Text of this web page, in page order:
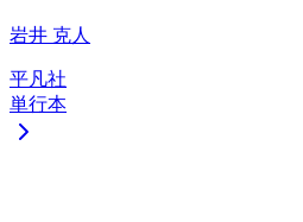
岩井 克人
平凡社
単行本